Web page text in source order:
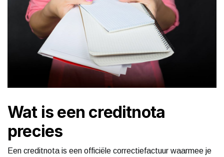
Wat is een creditnota
precies
Een creditnota is een officiële correctiefactuur waarmee je